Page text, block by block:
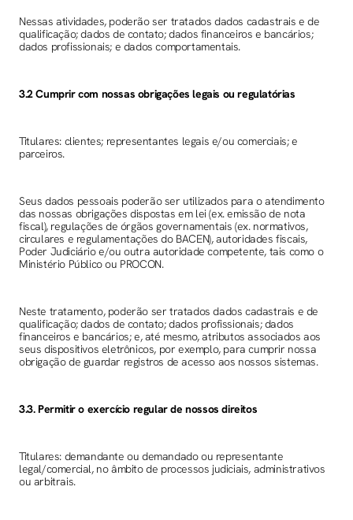
Nessas atividades, poderão ser tratados dados cadastrais e de
qualificação; dados de contato; dados financeiros e bancários;
dados profissionais; e dados comportamentais.
3.2 Cumprir com nossas obrigações legais ou regulatórias
Titulares: clientes; representantes legais e/ou comerciais; e
parceiros.
Seus dados pessoais poderão ser utilizados para o atendimento
das nossas obrigações dispostas em lei (ex. emissão de nota
fiscal), regulações de órgãos governamentais (ex. normativos,
circulares e regulamentações do BACEN), autoridades fiscais,
Poder Judiciário e/ou outra autoridade competente, tais como o
Ministério Público ou PROCON.
Neste tratamento, poderão ser tratados dados cadastrais e de
qualificação; dados de contato; dados profissionais; dados
financeiros e bancários; e, até mesmo, atributos associados aos
seus dispositivos eletrônicos, por exemplo, para cumprir nossa
obrigação de guardar registros de acesso aos nossos sistemas.
3.3. Permitir o exercício regular de nossos direitos
Titulares: demandante ou demandado ou representante
legal/comercial, no âmbito de processos judiciais, administrativos
ou arbitrais.